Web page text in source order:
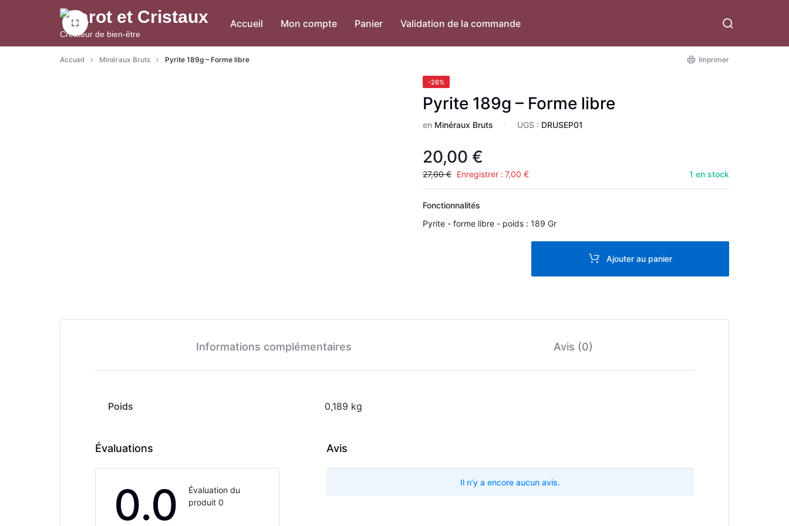
Créateur de bien-être
Accueil Mon compte Panier Validation de la commande
Accueil Minéraux Bruts Pyrite 189g – Forme libre Imprimer
-26%
Pyrite 189g – Forme libre
en Minéraux Bruts UGS : DRUSEP01
20,00 €
27,00€ Enregistrer : 7,00€ 1 en stock
Fonctionnalités
Pyrite - forme libre - poids : 189 Gr
Ajouter au panier
Informations complémentaires Avis (0)
Poids 0,189 kg
Évaluations
0.0
Évaluation du
produit 0
Avis
Il n’y a encore aucun avis.